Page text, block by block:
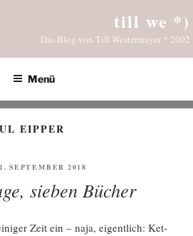
till we *)
Das Blog von Till Westermayer * 2002
Menü
EIPPER
SEPTEMBER 2018
sieben Bücher
Zeit ein – naja, eigent­lich: Ket­